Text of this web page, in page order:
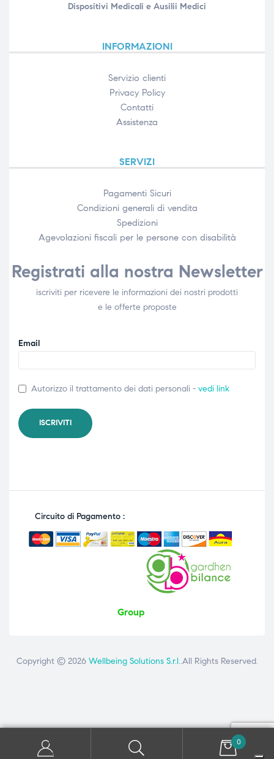
Dispositivi Medicali e Ausilii Medici
INFORMAZIONI
Servizio clienti
Privacy Policy
Contatti
Assistenza
SERVIZI
Pagamenti Sicuri
Condizioni generali di vendita
Spedizioni
Agevolazioni fiscali per le persone con disabilità​
Registrati alla nostra Newsletter
iscriviti per ricevere le informazioni dei nostri prodotti
e le offerte proposte
Email
Autorizzo il trattamento dei dati personali - vedi link
Circuito di Pagamento :
Group
Copyright © 2026 Wellbeing Solutions S.r.l..All Rights Reserved.
0